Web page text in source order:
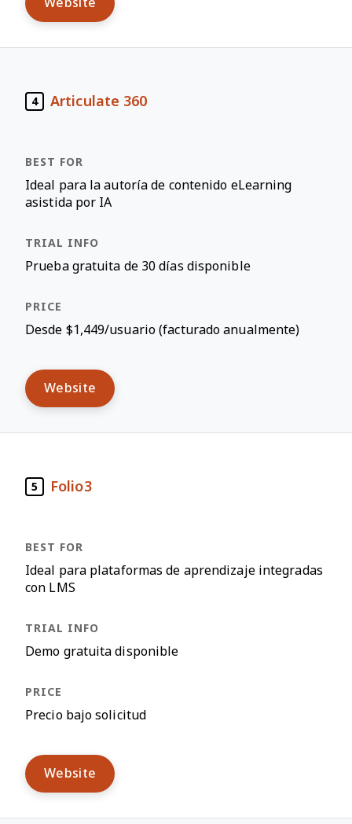
Website
4 Articulate 360
Ideal para la autoría de contenido eLearning
asistida por IA
Prueba gratuita de 30 días disponible
Desde $1,449/usuario (facturado anualmente)
Website
5 Folio3
Ideal para plataformas de aprendizaje integradas
con LMS
Demo gratuita disponible
Precio bajo solicitud
Website